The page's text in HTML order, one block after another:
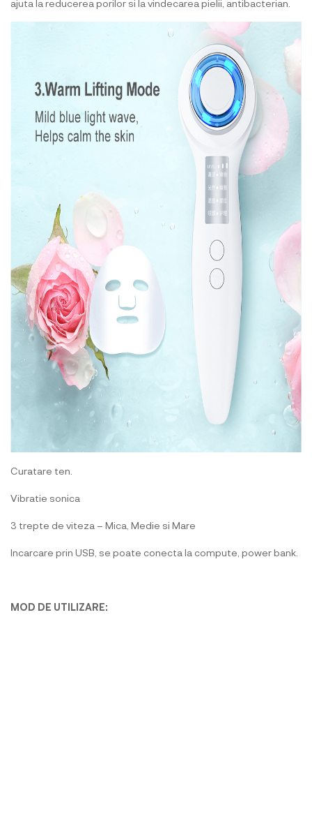
ajuta la reducerea porilor si la vindecarea pielii, antibacterian.
Curatare ten.
Vibratie sonica
3 trepte de viteza – Mica, Medie si Mare
Incarcare prin USB, se poate conecta la compute, power bank.
MOD DE UTILIZARE: